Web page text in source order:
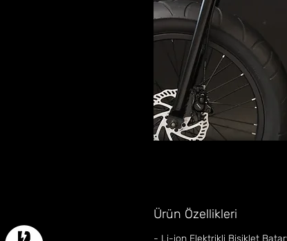
Ürün Özellikleri
- Li-ion Elektrikli Bisiklet